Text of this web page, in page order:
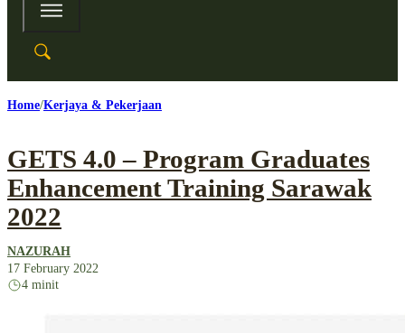
Home Kerjaya & Pekerjaan
GETS 4.0 – Program Graduates
Enhancement Training Sarawak
2022
NAZURAH
17 February 2022
4 minit